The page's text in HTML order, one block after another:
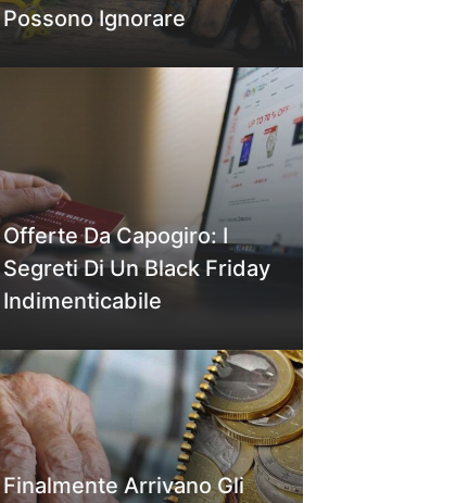
Possono Ignorare
Offerte Da Capogiro: I
Segreti Di Un Black Friday
Indimenticabile
Finalmente Arrivano Gli